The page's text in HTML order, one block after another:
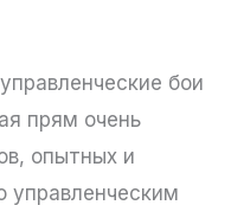
бои
прям очень
опытных и